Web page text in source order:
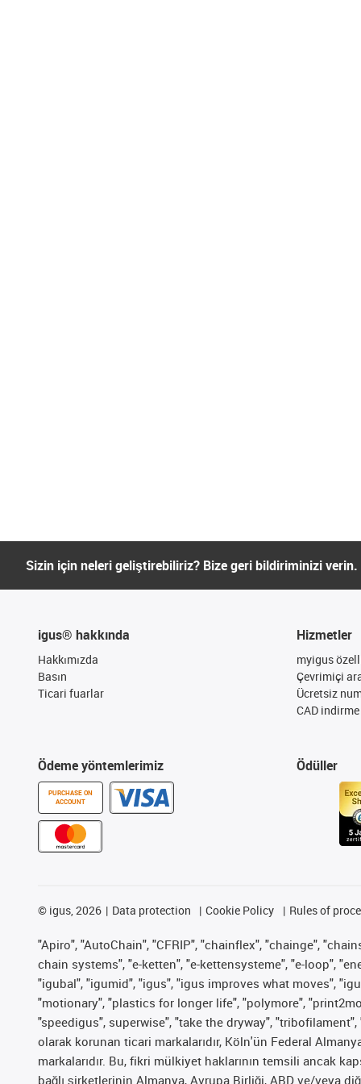
Sizin için neleri geliştirebiliriz? Bize geri bildiriminizi verin.
igus® hakkında
Hakkımızda
Basın
Ticari fuarlar
Ödeme yöntemlerimiz
PURCHASE ON
ACCOUNT
Hizmetler
myigus
Çevrimiçi
Ücretsiz
CAD
Ödüller
© igus, 2026 Data protection Cookie Policy Rules of
"Apiro", "AutoChain", "CFRIP", "chainflex", "chainge",
chain systems", "e-ketten", "e-kettensysteme", "e-loop",
"igubal", "igumid", "igus", "igus improves what moves",
"motionary", "plastics for longer life", "polymore",
"speedigus", superwise", "take the dryway",
olarak korunan ticari markalarıdır, Köln'ün Federal
markalarıdır. Bu, fikri mülkiyet haklarının temsili ancak
bağlı şirketlerinin Almanya, Avrupa Birliği, ABD ve/veya